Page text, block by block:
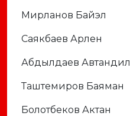
Мирланов Байэл
Саякбаев Арлен
Абдылдаев Автандил
Таштемиров Баяман
Болотбеков Актан